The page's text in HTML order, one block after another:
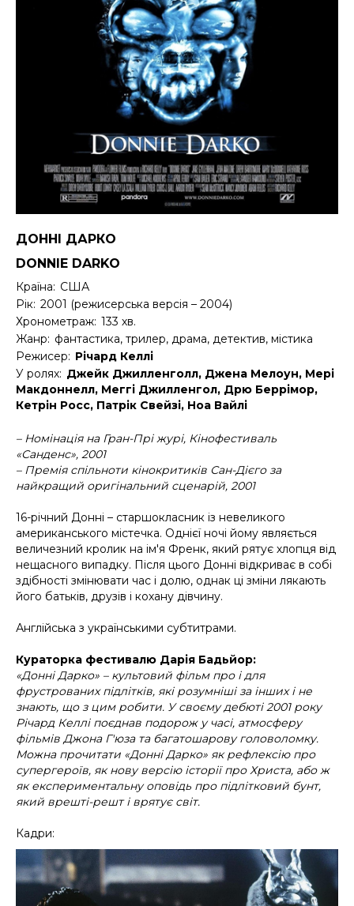
ДОННІ ДАРКО
DONNIE DARKO
Країна: США
Рік: 2001 (режисерська версія – 2004)
Хронометраж: 133 хв.
Жанр: фантастика, трилер, драма, детектив, містика
Режисер: Річард Келлі
У ролях: Джейк Джилленголл, Джена Мелоун, Мері
Макдоннелл, Меггі Джилленгол, Дрю Беррімор,
Кетрін Росс, Патрік Свейзі, Ноа Вайлі
– Номінація на Гран-Прі журі, Кінофестиваль
«Санденс», 2001
– Премія спільноти кінокритиків Сан-Дієго за
найкращий оригінальний сценарій, 2001
16-річний Донні – старшокласник із невеликого
американського містечка. Однієї ночі йому являється
величезний кролик на ім'я Френк, який рятує хлопця від
нещасного випадку. Після цього Донні відкриває в собі
здібності змінювати час і долю, однак ці зміни лякають
його батьків, друзів і кохану дівчину.
Англійська з українськими субтитрами.
Кураторка фестивалю Дарія Бадьйор:
«Донні Дарко» – культовий фільм про і для
фрустрованих підлітків, які розумніші за інших і не
знають, що з цим робити. У своєму дебюті 2001 року
Річард Келлі поєднав подорож у часі, атмосферу
фільмів Джона Г'юза та багатошарову головоломку.
Можна прочитати «Донні Дарко» як рефлексію про
супергероїв, як нову версію історії про Христа, або ж
як експериментальну оповідь про підлітковий бунт,
який врешті-решт і врятує світ.
Кадри: